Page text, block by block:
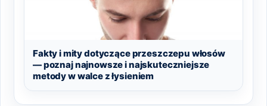
Fakty i mity dotyczące przeszczepu włosów
— poznaj najnowsze i najskuteczniejsze
metody w walce z łysieniem